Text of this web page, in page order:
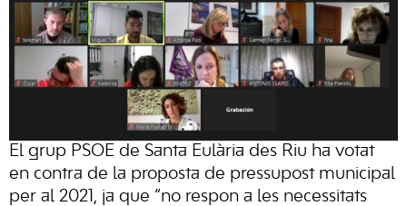
El grup PSOE de Santa Eulària des Riu ha votat
en contra de la proposta de pressupost municipal
per al 2021, ja que “no respon a les necessitats